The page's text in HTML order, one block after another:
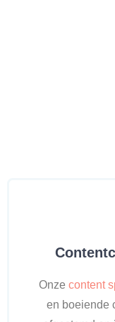
Onze content
en boeiende